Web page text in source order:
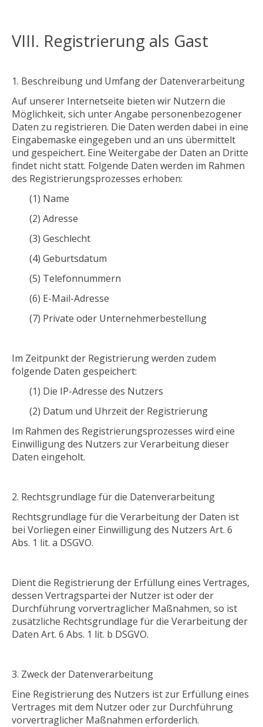
VIII. Registrierung als Gast
Beschreibung und Umfang der Datenverarbeitung
Auf unserer Internetseite bieten wir Nutzern die
Möglichkeit, sich unter Angabe personenbezogener
Daten zu registrieren. Die Daten werden dabei in eine
Eingabemaske eingegeben und an uns übermittelt
und gespeichert. Eine Weitergabe der Daten an Dritte
findet nicht statt. Folgende Daten werden im Rahmen
des Registrierungsprozesses erhoben:
(1) Name
(2) Adresse
(3) Geschlecht
(4) Geburtsdatum
(5) Telefonnummern
(6) E-Mail-Adresse
(7) Private oder Unternehmerbestellung
Im Zeitpunkt der Registrierung werden zudem
folgende Daten gespeichert:
(1) Die IP-Adresse des Nutzers
(2) Datum und Uhrzeit der Registrierung
Im Rahmen des Registrierungsprozesses wird eine
Einwilligung des Nutzers zur Verarbeitung dieser
Daten eingeholt.
Rechtsgrundlage für die Datenverarbeitung
Rechtsgrundlage für die Verarbeitung der Daten ist
bei Vorliegen einer Einwilligung des Nutzers Art. 6
Abs. 1 lit. a DSGVO.
Dient die Registrierung der Erfüllung eines Vertrages,
dessen Vertragspartei der Nutzer ist oder der
Durchführung vorvertraglicher Maßnahmen, so ist
zusätzliche Rechtsgrundlage für die Verarbeitung der
Daten Art. 6 Abs. 1 lit. b DSGVO.
Zweck der Datenverarbeitung
Eine Registrierung des Nutzers ist zur Erfüllung eines
Vertrages mit dem Nutzer oder zur Durchführung
vorvertraglicher Maßnahmen erforderlich.